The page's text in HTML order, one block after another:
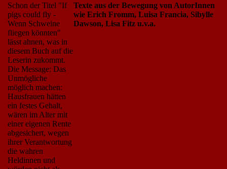
Schon der Titel "If
pigs could fly -
Wenn Schweine
fliegen könnten"
lässt ahnen, was in
diesem Buch auf die
Leserin zukommt.
Die Message: Das
Unmögliche
möglich machen:
Hausfrauen hätten
ein festes Gehalt,
wären im Alter mit
einer eigenen Rente
abgesichert, wegen
ihrer Verantwortung
die wahren
Heldinnen und
Texte aus der Bewegung von AutorInnen
wie Erich Fromm, Luisa Francia, Sibylle
Dawson, Lisa Fitz u.v.a.